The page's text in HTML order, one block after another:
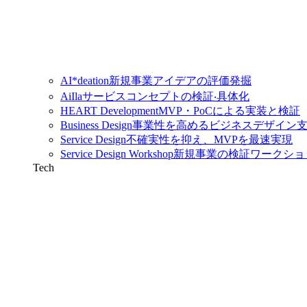
AI*deation新規事業アイデアの評価発掘
AiIlaサービスコンセプトの検証‧具体化
HEART DevelopmentMVP・PoCによる実装と検証
Business Design事業性を高めるビジネスデザイン
Service Design不確実性を抑え、MVPを最速実現
Service Design Workshop新規事業の検証ワークシ
Tech